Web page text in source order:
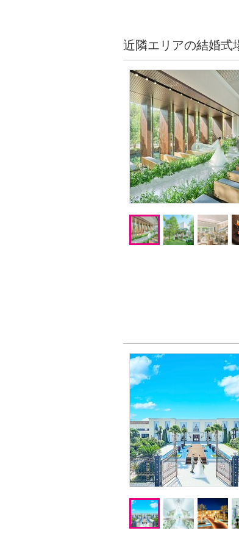
近隣エリアの結婚式